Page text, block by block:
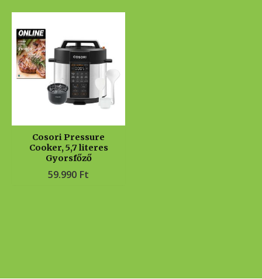
Cosori Pressure
Cooker, 5,7 literes
Gyorsfőző
59.990 Ft